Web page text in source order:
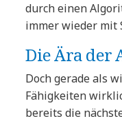
durch einen
immer wieder mit
Die Ära der
Doch gerade als
Fähigkeiten
bereits die